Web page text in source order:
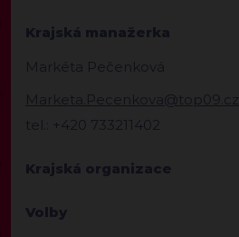
Krajská manažerka
Markéta Pečenková
Marketa.Pecenkova@top09.cz
tel.: +420 733211402
Krajská organizace
Volby